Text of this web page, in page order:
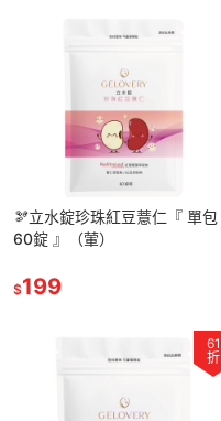
🫘立水錠珍珠紅豆薏仁『 單包
60錠 』（葷）
$199
61
折